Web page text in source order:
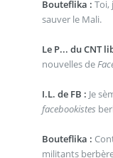
Bouteflika : Toi,
sauver le Mali.
Le P... du CNT
nouvelles de
I.L. de FB : Je
facebookistes
Bouteflika :
militants berbères